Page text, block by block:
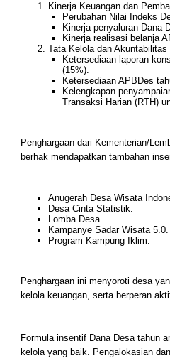
Kinerja Keuangan dan
Perubahan Nilai Indeks
Kinerja penyaluran Dana
Kinerja realisasi belanja
Tata Kelola dan
Ketersediaan laporan
(15%).
Ketersediaan APBDes
Kelengkapan
Transaksi Harian (RTH)
Penghargaan dari Kementerian/
berhak mendapatkan tambahan
Anugerah Desa Wisata
Desa Cinta Statistik.
Lomba Desa.
Kampanye Sadar Wisata 5.0.
Program Kampung Iklim.
Penghargaan ini menyoroti desa
kelola keuangan, serta berperan
Formula insentif Dana Desa tahun
kelola yang baik. Pengalokasian